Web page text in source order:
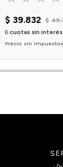
$ 39.832 $ 49.
6 cuotas sin
Precio sin